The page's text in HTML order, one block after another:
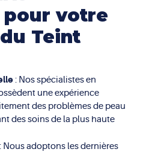
votre
Teint
: Nos spécialistes en
une expérience
des problèmes de peau
des soins de la plus haute
Nous adoptons les dernières